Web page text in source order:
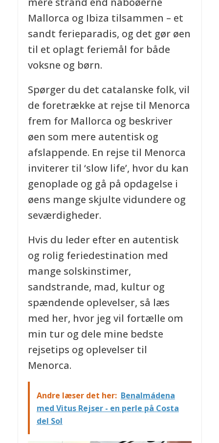
Mallorca og Ibiza tilsammen – et
sandt ferieparadis, og det gør øen
til et oplagt feriemål for både
voksne og børn.
Spørger du det catalanske folk, vil
de foretrække at rejse til Menorca
frem for Mallorca og beskriver
øen som mere autentisk og
afslappende. En rejse til Menorca
inviterer til ‘slow life’, hvor du kan
genoplade og gå på opdagelse i
øens mange skjulte vidundere og
seværdigheder.
Hvis du leder efter en autentisk
og rolig feriedestination med
mange solskinstimer,
sandstrande, mad, kultur og
spændende oplevelser, så læs
med her, hvor jeg vil fortælle om
min tur og dele mine bedste
rejsetips og oplevelser til
Menorca.
Andre læser det her: Benalmádena
med Vitus Rejser - en perle på Costa
del Sol